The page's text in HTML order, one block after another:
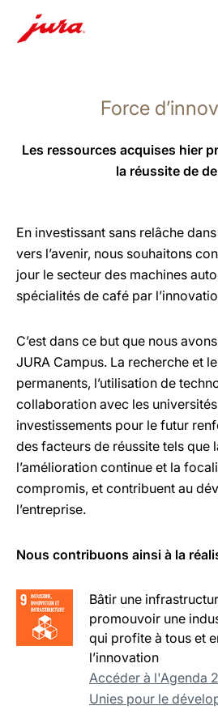
Force
Les ressources acquises hier
la réussite de
En investissant sans relâche
vers l’avenir, nous souhaitons
jour le secteur des machines
spécialités de café par
C’est dans ce but que nous
JURA Campus. La recherche et
permanents, l’utilisation de
collaboration avec les
investissements pour le futur
des facteurs de réussite tels que
l’amélioration continue et la
compromis, et contribuent au
l’entreprise.
Nous contribuons ainsi à la
Bâtir une
promouvoir une
qui profite à tous et
l’innovation
Accéder à l'Agenda
Unies pour le